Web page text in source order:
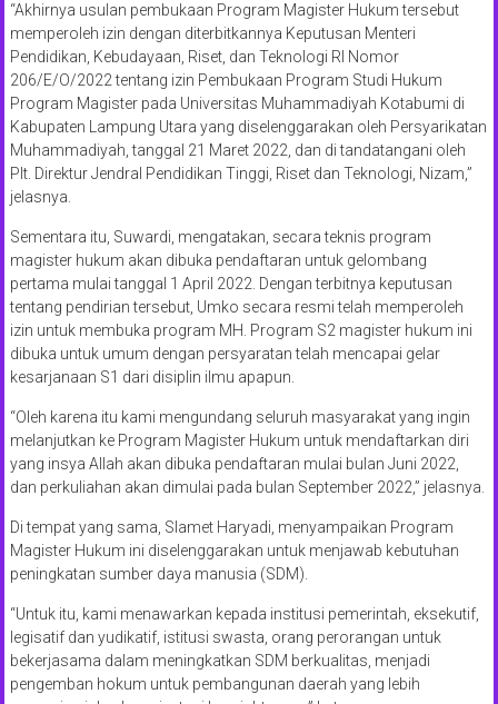
“Akhirnya usulan pembukaan Program Magister Hukum tersebut
memperoleh izin dengan diterbitkannya Keputusan Menteri
Pendidikan, Kebudayaan, Riset, dan Teknologi RI Nomor
206/E/O/2022 tentang izin Pembukaan Program Studi Hukum
Program Magister pada Universitas Muhammadiyah Kotabumi di
Kabupaten Lampung Utara yang diselenggarakan oleh Persyarikatan
Muhammadiyah, tanggal 21 Maret 2022, dan di tandatangani oleh
Plt. Direktur Jendral Pendidikan Tinggi, Riset dan Teknologi, Nizam,”
jelasnya.
Sementara itu, Suwardi, mengatakan, secara teknis program
magister hukum akan dibuka pendaftaran untuk gelombang
pertama mulai tanggal 1 April 2022. Dengan terbitnya keputusan
tentang pendirian tersebut, Umko secara resmi telah memperoleh
izin untuk membuka program MH. Program S2 magister hukum ini
dibuka untuk umum dengan persyaratan telah mencapai gelar
kesarjanaan S1 dari disiplin ilmu apapun.
“Oleh karena itu kami mengundang seluruh masyarakat yang ingin
melanjutkan ke Program Magister Hukum untuk mendaftarkan diri
yang insya Allah akan dibuka pendaftaran mulai bulan Juni 2022,
dan perkuliahan akan dimulai pada bulan September 2022,” jelasnya.
Di tempat yang sama, Slamet Haryadi, menyampaikan Program
Magister Hukum ini diselenggarakan untuk menjawab kebutuhan
peningkatan sumber daya manusia (SDM).
“Untuk itu, kami menawarkan kepada institusi pemerintah, eksekutif,
legisatif dan yudikatif, istitusi swasta, orang perorangan untuk
bekerjasama dalam meningkatkan SDM berkualitas, menjadi
pengemban hokum untuk pembangunan daerah yang lebih